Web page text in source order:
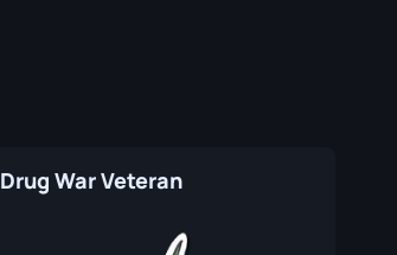
Drug War Veteran